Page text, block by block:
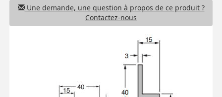
Une demande, une question à propos de ce produit ?
Contactez-nous